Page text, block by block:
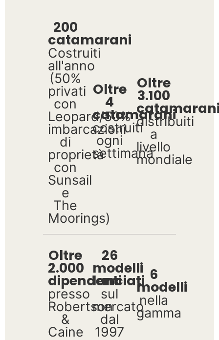
200
catamarani
Costruiti
all'anno
(50%
privati
con
Leopard/50%
imbarcazioni
di
proprietà
con
Sunsail
e
The
Moorings)
Oltre
4
catamarani
costruiti
ogni
settimana
Oltre
3.100
distribuiti
a
livello
mondiale
Oltre
2.000
dipendenti
presso
Robertson
&
Caine
26
modelli
lanciati
sul
mercato
dal
1997
6
modelli
nella
gamma